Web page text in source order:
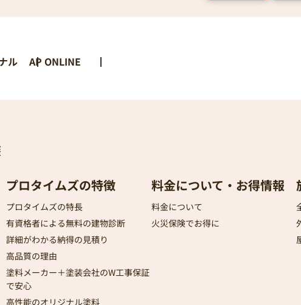
ル AP ONLINE
プロタイムズの特徴
プロタイムズの特長
有資格者による無料の建物診断
詳細がわかる納得の見積り
高品質の理由
塗料メーカー＋塗装会社のW工事保証
で安心
高性能のオリジナル塗料
料金について・お得情報
料金について
火災保険でお得に